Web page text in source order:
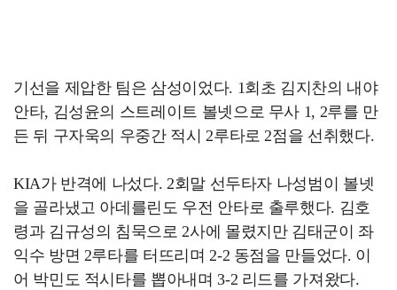
기선을 제압한 팀은 삼성이었다. 1회초 김지찬의 내야
안타, 김성윤의 스트레이트 볼넷으로 무사 1, 2루를 만
든 뒤 구자욱의 우중간 적시 2루타로 2점을 선취했다.
KIA가 반격에 나섰다. 2회말 선두타자 나성범이 볼넷
을 골라냈고 아데를린도 우전 안타로 출루했다. 김호
령과 김규성의 침묵으로 2사에 몰렸지만 김태군이 좌
익수 방면 2루타를 터뜨리며 2-2 동점을 만들었다. 이
어 박민도 적시타를 뽑아내며 3-2 리드를 가져왔다.